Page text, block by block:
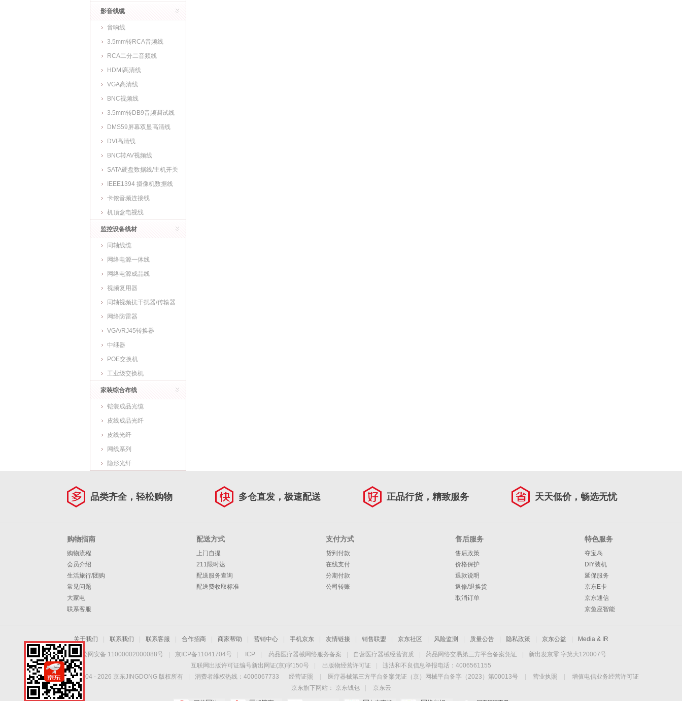
影音线缆
音响线
3.5mm转RCA音频线
RCA二分二音频线
HDMI高清线
VGA高清线
BNC视频线
3.5mm转DB9音频调试线
DMS59屏幕双显高清线
DVI高清线
BNC转AV视频线
SATA硬盘数据线/主机开关
线
IEEE1394 摄像机数据线
卡侬音频连接线
机顶盒电视线
监控设备线材
同轴线缆
网络电源一体线
网络电源成品线
视频复用器
同轴视频抗干扰器/传输器
网络防雷器
VGA/RJ45转换器
中继器
POE交换机
工业级交换机
家装综合布线
铠装成品光缆
皮线成品光纤
皮线光纤
网线系列
隐形光纤
品类齐全，轻松购物 多仓直发，极速配送 正品行货，精致服务 天天低价，畅选无忧
购物指南
购物流程
会员介绍
生活旅行/团购
常见问题
大家电
联系客服
配送方式
上门自提
211限时达
配送服务查询
配送费收取标准
支付方式
货到付款
在线支付
分期付款
公司转账
售后服务
售后政策
价格保护
退款说明
返修/退换货
取消订单
特色服务
夺宝岛
DIY装机
延保服务
京东E卡
京东通信
京鱼座智能
关于我们 联系我们 联系客服 合作招商 商家帮助 营销中心 手机京东 友情链接 销售联盟 京东社区 风险监测 质量公告 隐私政策 京东公益 Media & IR
京公网安备 11000002000088号 京ICP备11041704号 ICP 药品医疗器械网络服务备案 自营医疗器械经营资质 药品网络交易第三方平台备案凭证
新出发京零 字第大120007号
互联网出版许可证编号新出网证(京)字150号
出版物经营许可证
违法和不良信息举报电话：4006561155
Copyright © 2004 - 2026 京东JINGDONG 版权所有 消费者维权热线：4006067733 经营证照 医疗器械第三方平台备案凭证（京）网械平台备字（2023）第00013号 营业执照
增值电信业务经营许可证
京东旗下网站：
京东钱包
京东云
手机扫一扫，劲爆优